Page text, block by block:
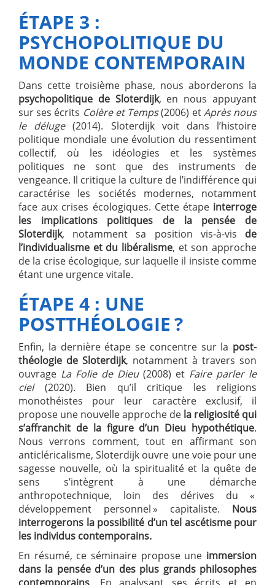
ÉTAPE 3 :
PSYCHOPOLITIQUE DU
MONDE CONTEMPORAIN
Dans cette troisième phase, nous aborderons la
psychopolitique de Sloterdijk, en nous appuyant
sur ses écrits Colère et Temps(2006) etAprès nous
le déluge(2014). Sloterdijk voit dans l’histoire
politique mondiale une évolution du ressentiment
collectif, où les idéologies et les systèmes
politiques ne sont que des instruments de
vengeance. Il critique la culture de l’indifférence qui
caractérise les sociétés modernes, notamment
face aux crises écologiques. Cette étapeinterroge
les implications politiques de la pensée de
Sloterdijk, notamment sa position vis-à-vis de
l’individualisme et du libéralisme, et son approche
de la crise écologique, sur laquelle il insiste comme
étant une urgence vitale.
ÉTAPE 4 : UNE
POSTTHÉOLOGIE ?
Enfin, la dernière étape se concentre sur la post-
théologie de Sloterdijk, notamment à travers son
ouvrage La Folie de Dieu(2008) et Faire parler le
ciel(2020). Bien qu’il critique les religions
monothéistes pour leur caractère exclusif, il
propose une nouvelle approche de la religiosité qui
s’affranchit de la figure d’un Dieu hypothétique.
Nous verrons comment, tout en affirmant son
anticléricalisme, Sloterdijk ouvre une voie pour une
sagesse nouvelle, où la spiritualité et la quête de
sens s’intègrent à une démarche
anthropotechnique, loin des dérives du «
développement personnel » capitaliste. Nous
interrogerons la possibilité d’un tel ascétisme pour
les individus contemporains.
En résumé, ce séminaire propose une immersion
dans la pensée d’un des plus grands philosophes
contemporains . En analysant ses écrits et en